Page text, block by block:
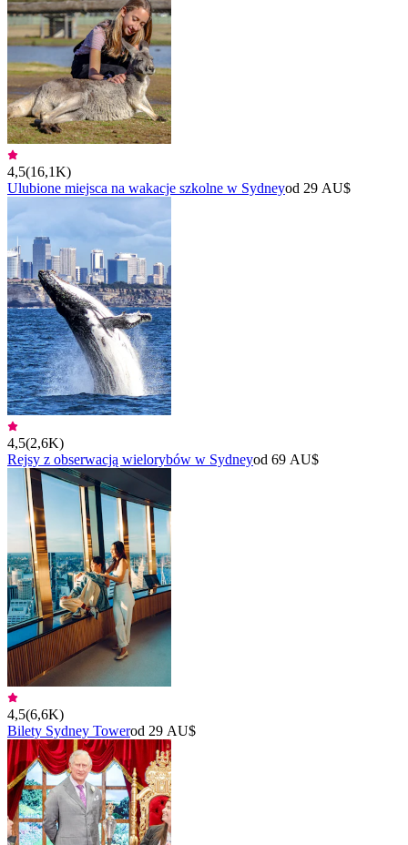
4,5(16,1K)
Ulubione miejsca na wakacje szkolne w Sydneyod 29 AU$
4,5(2,6K)
Rejsy z obserwacją wielorybów w Sydneyod 69 AU$
4,5(6,6K)
Bilety Sydney Towerod 29 AU$